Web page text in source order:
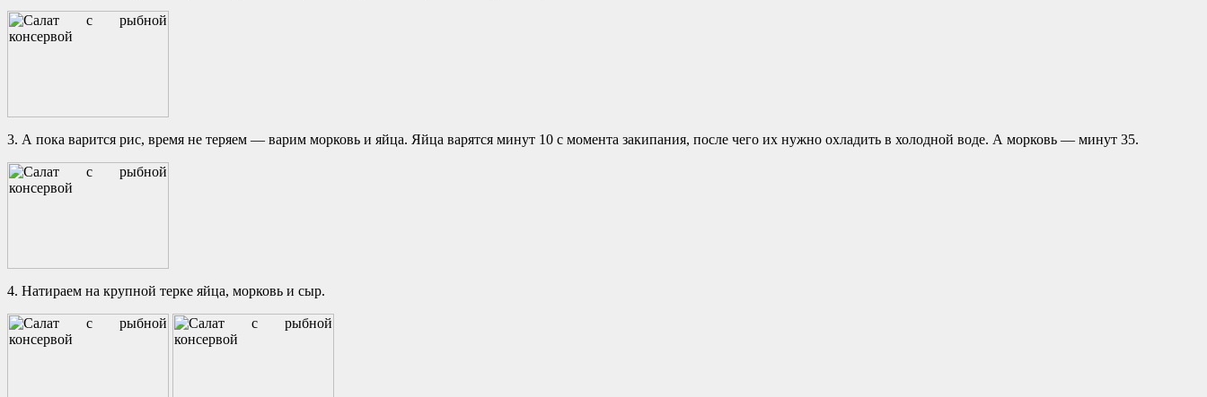
3. А пока варится рис, время не теряем — варим морковь и яйца. Яйца варятся минут 10 с момента закипания, после чего их нужно охладить в холодной воде. А морковь — минут 35.
4. Натираем на крупной терке яйца, морковь и сыр.